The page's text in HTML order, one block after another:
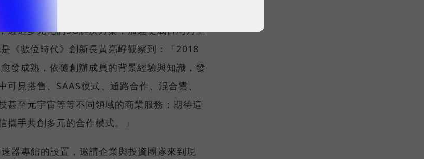
案類型涵蓋智慧製造、智慧零售、智慧教
透過多元化的5G解決方案，加速促成台灣乃至
《數位時代》創新長黃亮崢觀察到：「2018
發成熟，依隨創辦成員的背景經驗與知識，發
見搭售、SAAS模式、通路合作、混合雲、
甚至元宇宙等等不同領域的商業服務；期待這
手共創多元的合作模式。」
器專館的設置，邀請企業與投資團隊來到現